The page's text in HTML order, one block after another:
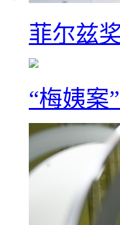
菲尔兹
“梅姨案